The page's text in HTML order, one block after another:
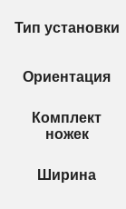
Тип установки
Ориентация
Комплект
ножек
Ширина